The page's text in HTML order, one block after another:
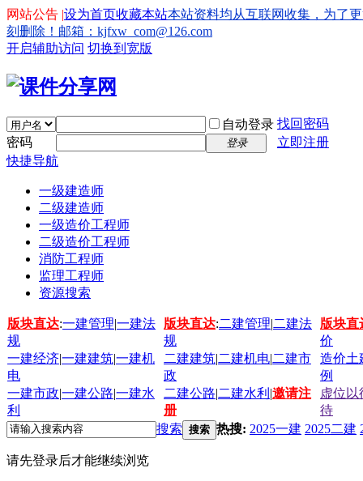
设为首页收藏本站
网站公告 |
本站资料均从互联网收集，为了
刻删除！邮箱：kjfxw_com@126.com
开启辅助访问 切换到宽版
自动登录 找回密码
密码
登录
立即注册
快捷导航
一级建造师
二级建造师
一级造价工程师
二级造价工程师
消防工程师
监理工程师
资源搜索
版块直达:一建管理|一建法
规
版块直达:二建管理|二建法
规
版块直
价
一建经济|一建建筑|一建机
电
二建建筑|二建机电|二建市
政
造价土
例
一建市政|一建公路|一建水
利
二建公路|二建水利 |邀请注
册
虚位以
待
搜索 搜索 热搜: 2025一建 2025二建
请先登录后才能继续浏览